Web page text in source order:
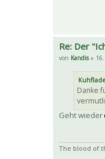
Re: Der
von Kandis» 16.
Danke
Geht wieder
The blood of